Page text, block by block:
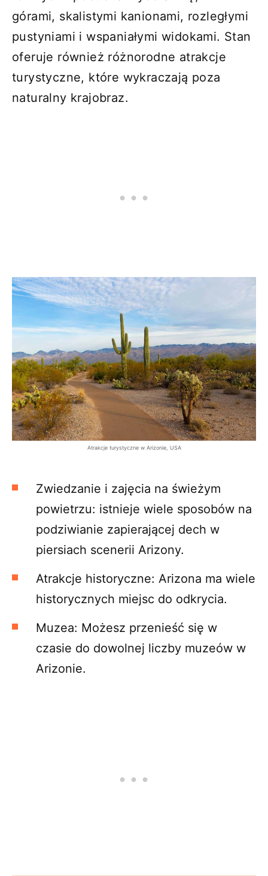
górami, skalistymi kanionami, rozległymi
pustyniami i wspaniałymi widokami. Stan
oferuje również różnorodne atrakcje
turystyczne, które wykraczają poza
naturalny krajobraz.
Atrakcje turystyczne w Arizonie, USA
Zwiedzanie i zajęcia na świeżym
powietrzu: istnieje wiele sposobów na
podziwianie zapierającej dech w
piersiach scenerii Arizony.
Atrakcje historyczne: Arizona ma wiele
historycznych miejsc do odkrycia.
Muzea: Możesz przenieść się w
czasie do dowolnej liczby muzeów w
Arizonie.